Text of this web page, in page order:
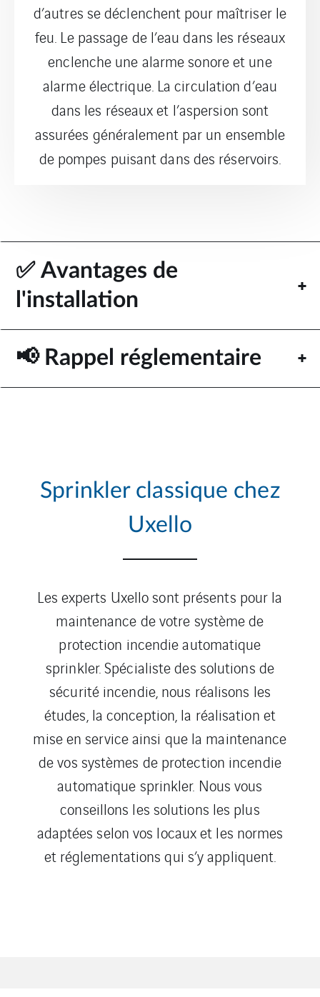
d’autres se déclenchent pour maîtriser le
feu. Le passage de l’eau dans les réseaux
enclenche une alarme sonore et une
alarme électrique. La circulation d’eau
dans les réseaux et l’aspersion sont
assurées généralement par un ensemble
de pompes puisant dans des réservoirs.
✅ Avantages de
l'installation
📢 Rappel réglementaire
Sprinkler classique chez
Uxello
Les experts Uxello sont présents pour la
maintenance de votre système de
protection incendie automatique
sprinkler. Spécialiste des solutions de
sécurité incendie, nous réalisons les
études, la conception, la réalisation et
mise en service ainsi que la maintenance
de vos systèmes de protection incendie
automatique sprinkler. Nous vous
conseillons les solutions les plus
adaptées selon vos locaux et les normes
et réglementations qui s’y appliquent.